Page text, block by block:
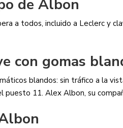
de Albon
a todos, incluido a Leclerc y
con gomas
blandos: sin tráfico a la
puesto 11. Alex Albon, su